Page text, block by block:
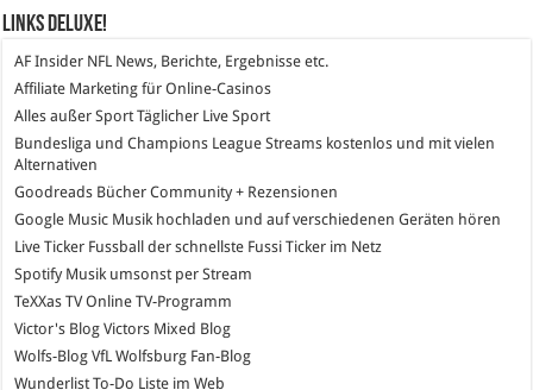
Links DeLuXe!
AF Insider NFL News, Berichte, Ergebnisse etc.
Affiliate Marketing für Online-Casinos
Alles außer SportTäglicher Live Sport
Bundesliga und Champions League Streams kostenlos und mit vielen
Alternativen
Goodreads Bücher Community + Rezensionen
Google Music Musik hochladen und auf verschiedenen Geräten hören
Live Ticker Fussball
der schnellste Fussi Ticker im Netz
SpotifyMusik umsonst per Stream
TeXXas TVOnline TV-Programm
Victor's Blog Victors Mixed Blog
Wolfs-Blog VfL Wolfsburg Fan-Blog
WunderlistTo-Do Liste im Web